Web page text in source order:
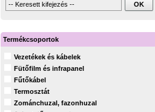
Termékcsoportok
Vezetékek és kábelek
Fütőfilm és infrapanel
Fűtőkábel
Termosztát
Zománchuzal, fazonhuzal